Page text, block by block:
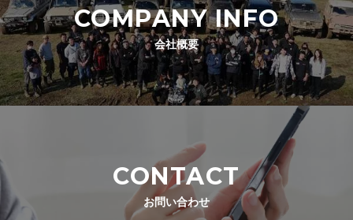
COMPANY INFO
会社概要
CONTACT
お問い合わせ